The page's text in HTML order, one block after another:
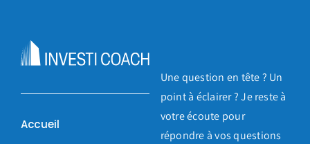
Accueil
Une question en tête ? Un
point à éclairer ? Je reste à
votre écoute pour
répondre à vos questions